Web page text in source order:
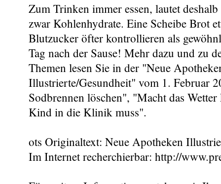
Zum Trinken immer essen, lautet
zwar Kohlenhydrate. Eine Scheibe Brot
Blutzucker öfter kontrollieren als
Tag nach der Sause! Mehr dazu und zu
Themen lesen Sie in der "Neue
Illustrierte/Gesundheit" vom 1. Februar
Sodbrennen löschen", "Macht das
Kind in die Klinik muss".
ots Originaltext: Neue Apotheken
Im Internet recherchierbar: http://